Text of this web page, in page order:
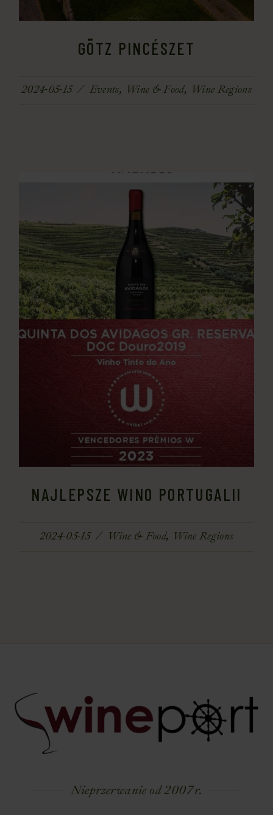
GÖTZ PINCÉSZET
2024-05-15 Events Wine & Food Wine Regions
NAJLEPSZE WINO PORTUGALII
2024-05-15 Wine & Food Wine Regions
Nieprzerwanie od 2007 r.